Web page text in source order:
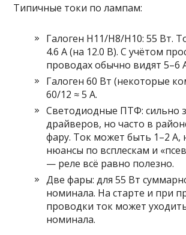
Типичные токи по лампам:
Галоген H11/H8/H10: 55 Вт.
4.6 А (на 12.0 В). С учётом
проводах обычно видят 5–6
Галоген 60 Вт (некоторые
60/12 ≈ 5 А.
Светодиодные ПТФ: сильно
драйверов, но часто в
фару. Ток может быть 1–2 А,
нюансы по всплескам и
— реле всё равно полезно.
Две фары: для 55 Вт
номинала. На старте и при
проводки ток может
номинала.